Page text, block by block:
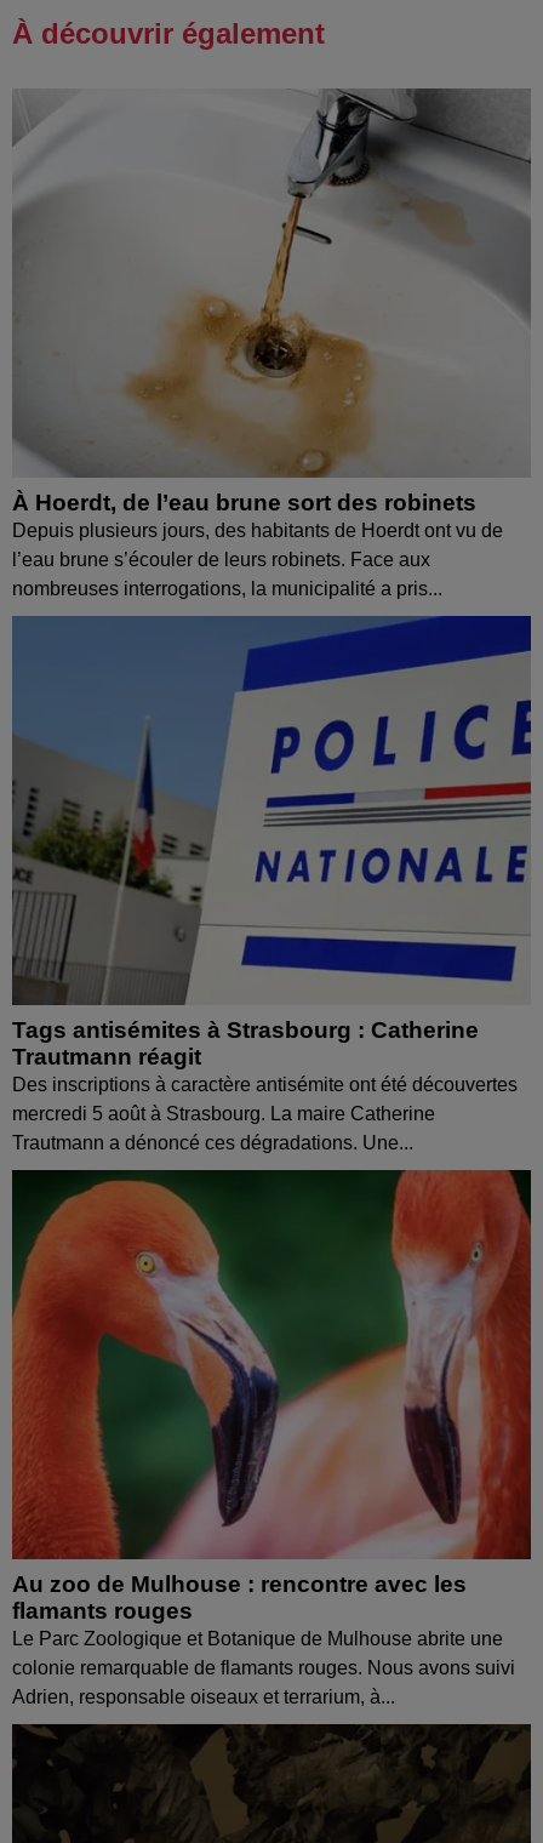
À découvrir également
À Hoerdt, de l’eau brune sort des robinets
Depuis plusieurs jours, des habitants de Hoerdt ont vu de
l’eau brune s’écouler de leurs robinets. Face aux
nombreuses interrogations, la municipalité a pris...
Tags antisémites à Strasbourg : Catherine
Trautmann réagit
Des inscriptions à caractère antisémite ont été découvertes
mercredi 5 août à Strasbourg. La maire Catherine
Trautmann a dénoncé ces dégradations. Une...
Au zoo de Mulhouse : rencontre avec les
flamants rouges
Le Parc Zoologique et Botanique de Mulhouse abrite une
colonie remarquable de flamants rouges. Nous avons suivi
Adrien, responsable oiseaux et terrarium, à...